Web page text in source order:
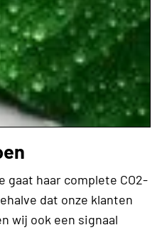
gaat haar complete CO2-
dat onze klanten
wij ook een signaal